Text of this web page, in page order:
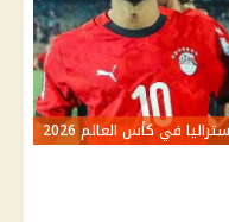
في كأس العالم 2026